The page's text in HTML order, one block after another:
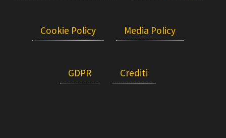
Cookie Policy Media Policy
GDPR Crediti